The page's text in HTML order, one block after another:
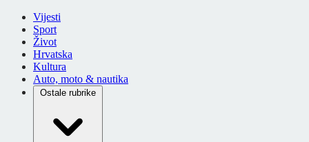
Vijesti
Sport
Život
Hrvatska
Kultura
Auto, moto & nautika
Ostale rubrike